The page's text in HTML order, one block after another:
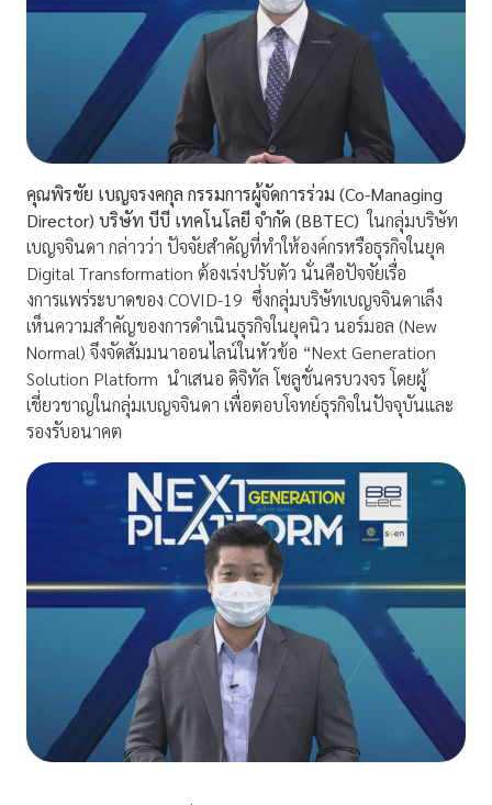
คุณพิรชัย เบญจรงคกุล กรรมการผู้จัดการร่วม (Co-Managing
Director) บริษัท บีบี เทคโนโลยี จำกัด (BBTEC) ในกลุ่มบริษัท
เบญจจินดา กล่าวว่า ปัจจัยสำคัญที่ทำให้องค์กรหรือธุรกิจในยุค
Digital Transformation ต้องเร่งปรับตัว นั่นคือปัจจัยเรื่อ
งการเเพร่ระบาดของ COVID-19 ซึ่งกลุ่มบริษัทเบญจจินดาเล็ง
เห็นความสำคัญของการดำเนินธุรกิจในยุคนิว นอร์มอล (New
Normal) จึงจัดสัมมนาออนไลน์ในหัวข้อ “Next Generation
Solution Platform นำเสนอ ดิจิทัล โซลูชั่นครบวงจร โดยผู้
เชี่ยวชาญในกลุ่มเบญจจินดา เพื่อตอบโจทย์ธุรกิจในปัจจุบันและ
รองรับอนาคต